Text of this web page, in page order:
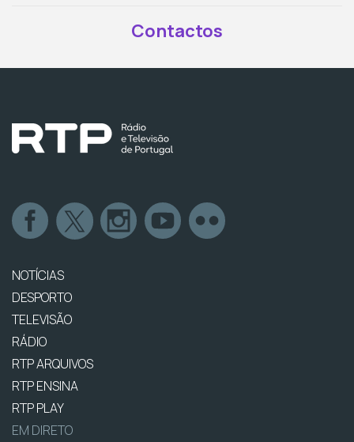
Contactos
NOTÍCIAS
DESPORTO
TELEVISÃO
RÁDIO
RTP ARQUIVOS
RTP ENSINA
RTP PLAY
EM DIRETO